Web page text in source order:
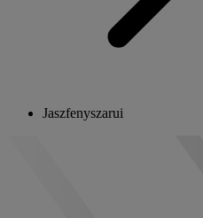
Jaszfenyszarui